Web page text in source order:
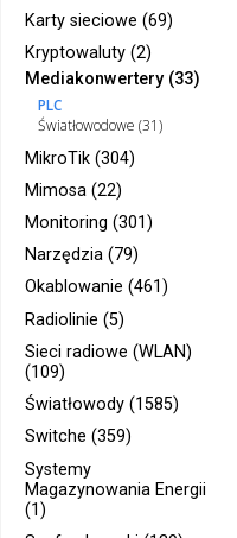
Karty sieciowe (69)
Kryptowaluty (2)
Mediakonwertery (33)
PLC
Światłowodowe (31)
MikroTik (304)
Mimosa (22)
Monitoring (301)
Narzędzia (79)
Okablowanie (461)
Radiolinie (5)
Sieci radiowe (WLAN)
(109)
Światłowody (1585)
Switche (359)
Systemy
Magazynowania Energii
(1)